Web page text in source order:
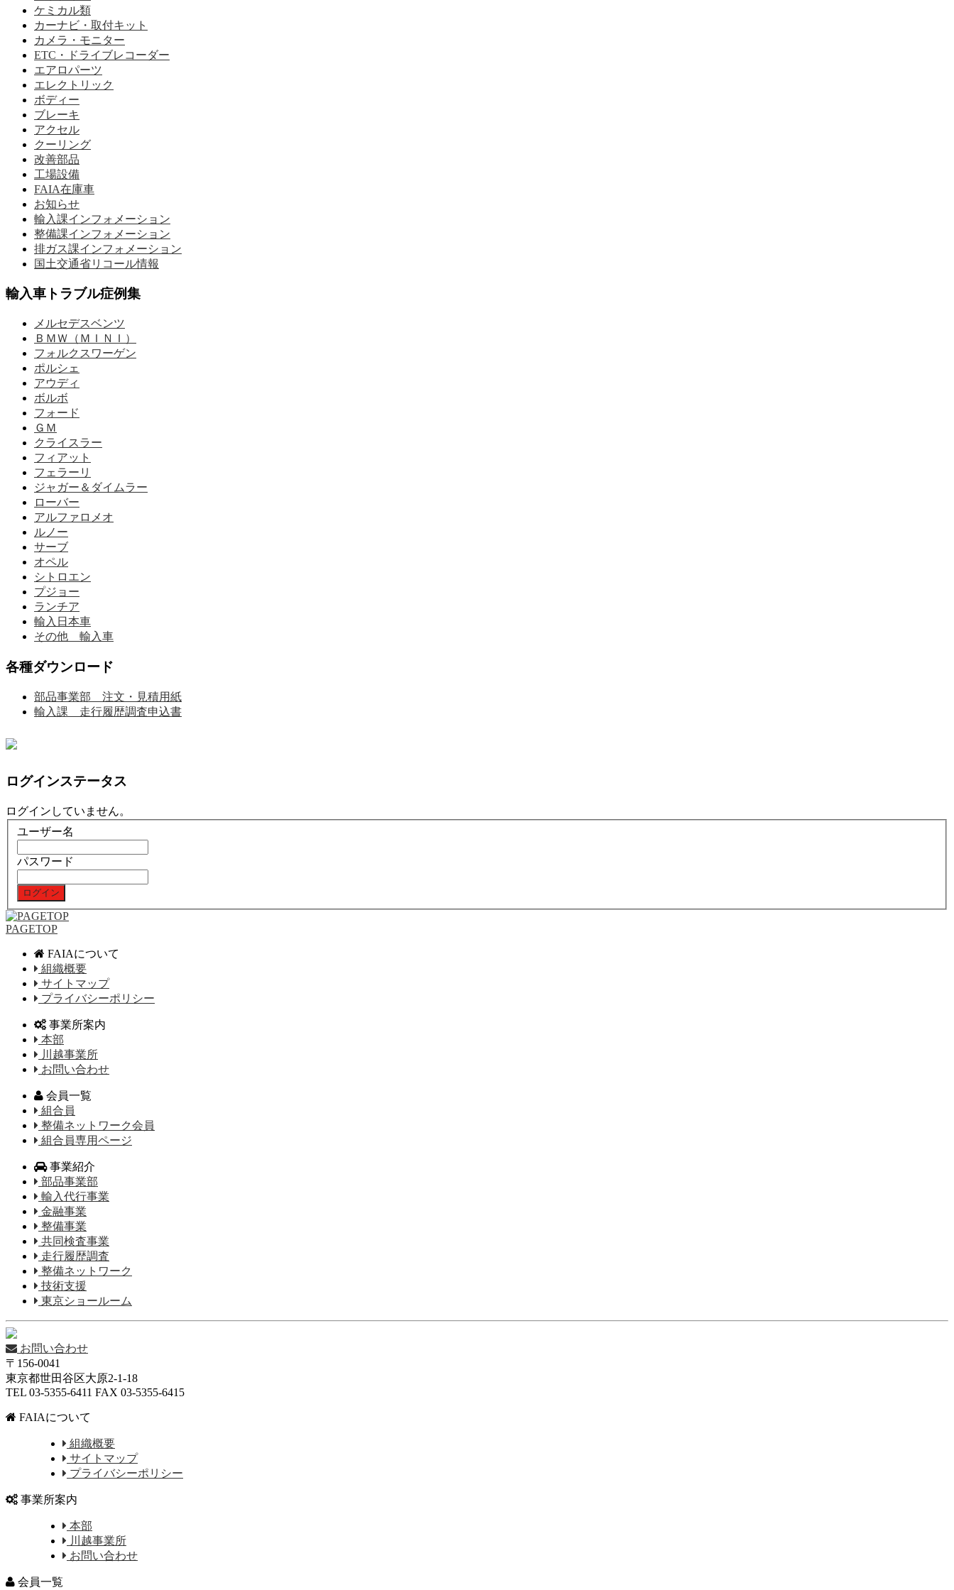
ケミカル類
カーナビ・取付キット
カメラ・モニター
ETC・ドライブレコーダー
エアロパーツ
エレクトリック
ボディー
ブレーキ
アクセル
クーリング
改善部品
工場設備
FAIA在庫車
お知らせ
輸入課インフォメーション
整備課インフォメーション
排ガス課インフォメーション
国土交通省リコール情報
輸入車トラブル症例集
メルセデスベンツ
ＢＭＷ（ＭＩＮＩ）
フォルクスワーゲン
ポルシェ
アウディ
ボルボ
フォード
ＧＭ
クライスラー
フィアット
フェラーリ
ジャガー＆ダイムラー
ローバー
アルファロメオ
ルノー
サーブ
オペル
シトロエン
プジョー
ランチア
輸入日本車
その他 輸入車
各種ダウンロード
部品事業部 注文・見積用紙
輸入課 走行履歴調査申込書
ログインステータス
ログインしていません。
ユーザー名
パスワード
PAGETOP
FAIAについて
組織概要
サイトマップ
プライバシーポリシー
事業所案内
本部
川越事業所
お問い合わせ
会員一覧
組合員
整備ネットワーク会員
組合員専用ページ
事業紹介
部品事業部
輸入代行事業
金融事業
整備事業
共同検査事業
走行履歴調査
整備ネットワーク
技術支援
東京ショールーム
お問い合わせ
〒156-0041
東京都世田谷区大原2-1-18
TEL 03-5355-6411 FAX 03-5355-6415
FAIAについて
組織概要
サイトマップ
プライバシーポリシー
事業所案内
本部
川越事業所
お問い合わせ
会員一覧